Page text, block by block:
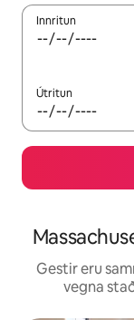
Innritun
Útritun
Gestir eru
vegna